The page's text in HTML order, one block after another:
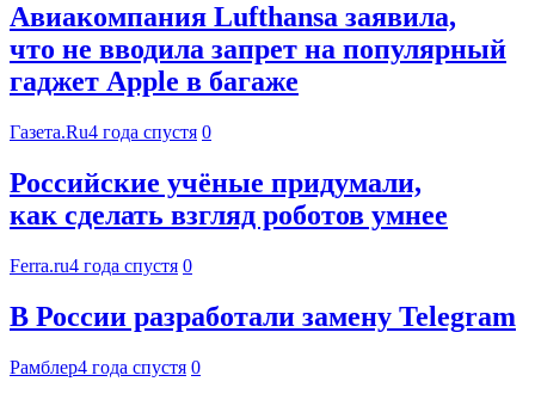
Авиакомпания Lufthansa заявила,
что не вводила запрет на популярный
гаджет Apple в багаже
Газета.Ru4 года спустя 0
Российские учёные придумали,
как сделать взгляд роботов умнее
Ferra.ru4 года спустя 0
В России разработали замену Telegram
Рамблер4 года спустя 0